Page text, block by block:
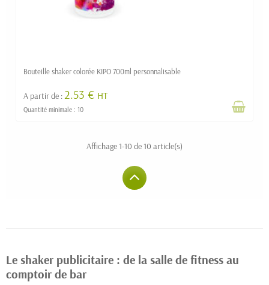
Bouteille shaker colorée KIPO 700ml personnalisable
A partir de :2.53 € HT
Quantité minimale : 10
Affichage 1-10 de 10 article(s)
Le shaker publicitaire : de la salle de fitness au
comptoir de bar